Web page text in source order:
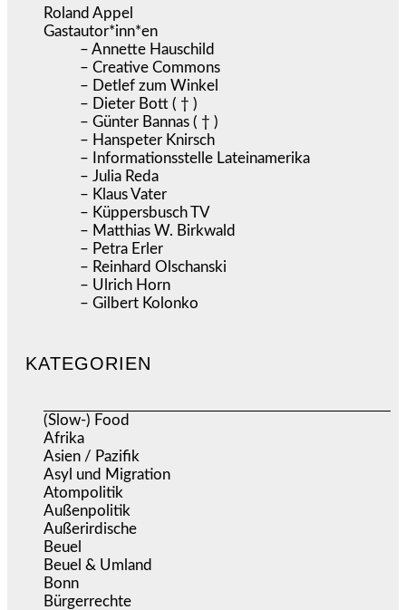
Roland Appel
Gastautor*inn*en
– Annette Hauschild
– Creative Commons
– Detlef zum Winkel
– Dieter Bott ( † )
– Günter Bannas ( † )
– Hanspeter Knirsch
– Informationsstelle Lateinamerika
– Julia Reda
– Klaus Vater
– Küppersbusch TV
– Matthias W. Birkwald
– Petra Erler
– Reinhard Olschanski
– Ulrich Horn
– Gilbert Kolonko
KATEGORIEN
(Slow-) Food
Afrika
Asien / Pazifik
Asyl und Migration
Atompolitik
Außenpolitik
Außerirdische
Beuel
Beuel & Umland
Bonn
Bürgerrechte